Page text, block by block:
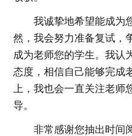
我诚挚地希望能成为您
然，我会努力准备复试，
成为老师您的学生。我认
态度，相信自己能够完成
上，我也会一直关注老师
导。
非常感谢您抽出时间阅